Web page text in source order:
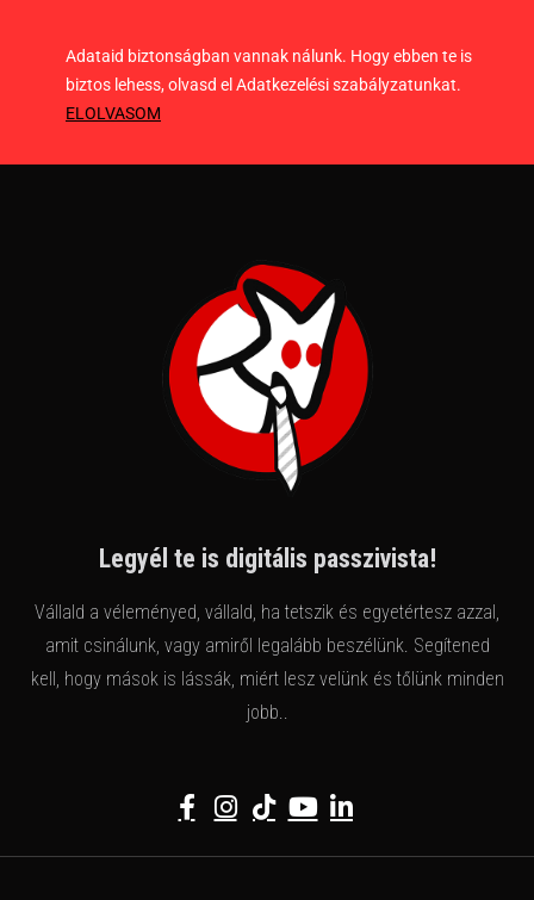
Adataid biztonságban vannak nálunk. Hogy ebben te is
biztos lehess, olvasd el Adatkezelési szabályzatunkat.
ELOLVASOM
Legyél te is digitális passzivista!
Vállald a véleményed, vállald, ha tetszik és egyetértesz azzal,
amit csinálunk, vagy amiről legalább beszélünk. Segítened
kell, hogy mások is lássák, miért lesz velünk és tőlünk minden
jobb..